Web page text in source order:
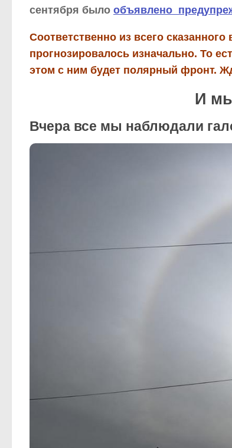
сентября было объявлено
Соответственно из всего
прогнозировалось изначально. То
этом с ним будет полярный фронт.
И
Вчера все мы наблюдали